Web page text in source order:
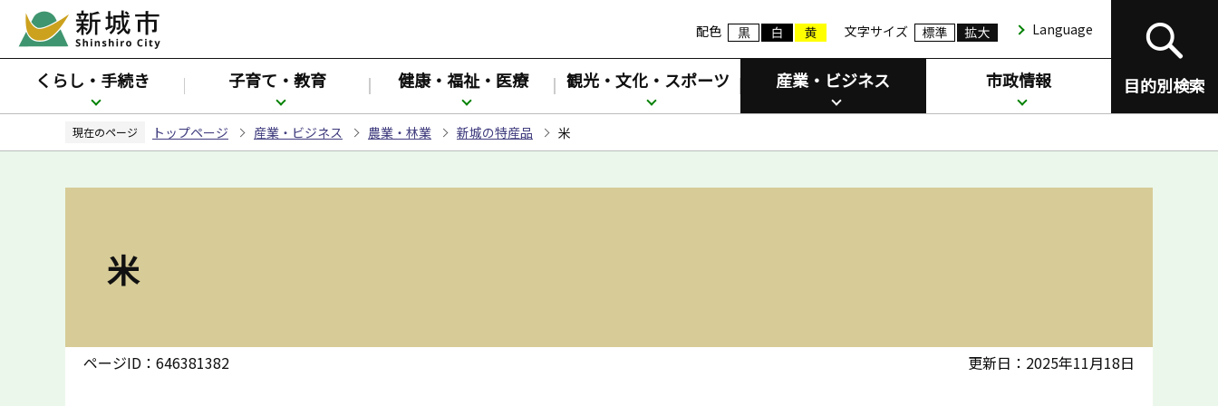
ペ
ジ
先
配色 文字サイズ Language
目的別検索
くらし・手続き 子育て・教育 健康・福祉・医療 観光・文化・スポーツ 産業・ビジネス 市政情報
現在のページ トップページ 産業・ビジネス 農業・林業 新城の特産品 米
米
ページID：646381382 更新日：2025年11月18日